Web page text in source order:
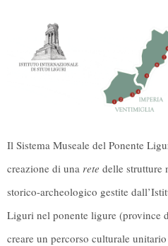
Il Sistema Museale del Ponente
creazione di una rete delle strutture
storico-archeologico gestite
Liguri nel ponente ligure (province
creare un percorso culturale